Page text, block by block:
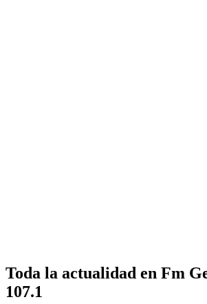
Toda la actualidad en Fm
107.1